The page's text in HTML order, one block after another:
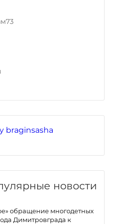
braginsasha
новости
обращение многодетных
Димитровграда к